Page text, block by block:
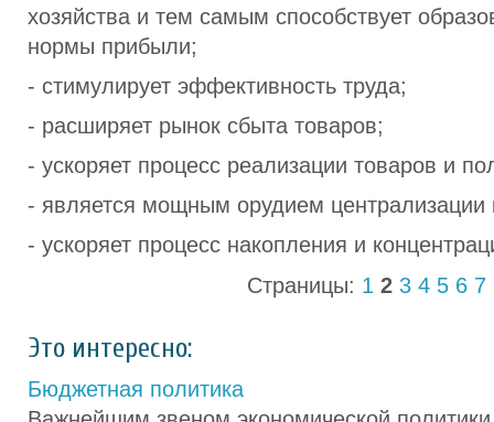
хозяйства и тем самым способствует
нормы прибыли;
- стимулирует эффективность труда;
- расширяет рынок сбыта товаров;
- ускоряет процесс реализации товаров и
- является мощным орудием централизации
- ускоряет процесс накопления и
Страницы: 1 2 3 4 5 6 7
Это интересно:
Бюджетная политика